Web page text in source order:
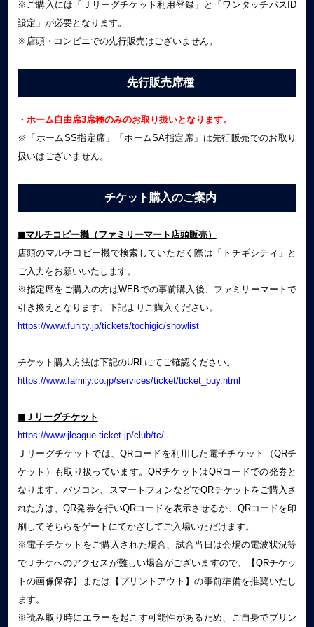
※ご購入には「Ｊリーグチケット利用登録」と「ワンタッチパスID
設定」が必要となります。
※店頭・コンビニでの先行販売はございません。
先行販売席種
・ホーム自由席3席種のみのお取り扱いとなります。
※「ホームSS指定席」「ホームSA指定席」は先行販売でのお取り
扱いはございません。
チケット購入のご案内
◼︎マルチコピー機（ファミリーマート店頭販売）
店頭のマルチコピー機で検索していただく際は「トチギシティ」と
ご入力をお願いいたします。
※指定席をご購入の方はWEBでの事前購入後、ファミリーマートで
引き換えとなります。下記よりご購入ください。
https://www.funity.jp/tickets/tochigic/showlist
チケット購入方法は下記のURLにてご確認ください。
https://www.family.co.jp/services/ticket/ticket_buy.html
◼︎Ｊリーグチケット
https://www.jleague-ticket.jp/club/tc/
Ｊリーグチケットでは、QRコードを利用した電子チケット（QRチ
ケット）も取り扱っています。QRチケットはQRコードでの発券と
なります。パソコン、スマートフォンなどでQRチケットをご購入さ
れた方は、QR発券を行いQRコードを表示させるか、QRコードを印
刷してそちらをゲートにてかざしてご入場いただけます。
※電子チケットをご購入された場合、試合当日は会場の電波状況等
でＪチケへのアクセスが難しい場合がございますので、【QRチケッ
トの画像保存】または【プリントアウト】の事前準備を推奨いたし
ます。
※読み取り時にエラーを起こす可能性があるため、ご自身でプリン